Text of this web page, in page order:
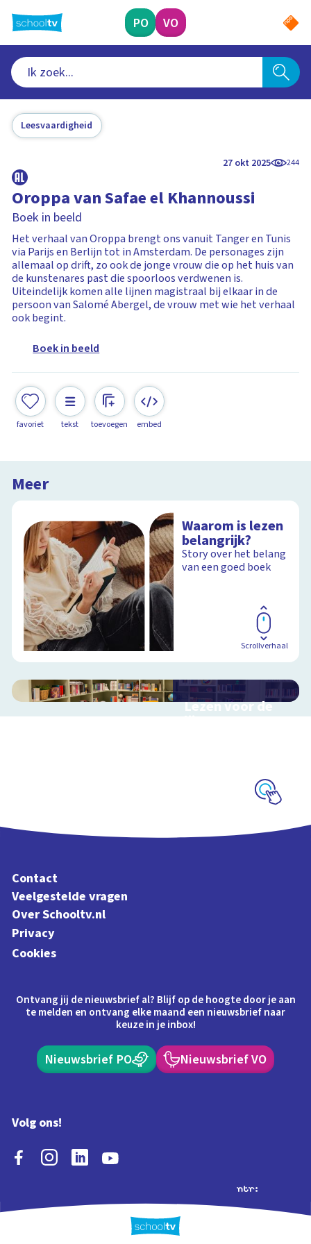
naar
hoofdinhoud
PO VO
Leesvaardigheid
27 okt 2025 244
Oroppa van Safae el Khannoussi
Boek in beeld
Het verhaal van Oroppa brengt ons vanuit Tanger en Tunis
via Parijs en Berlijn tot in Amsterdam. De personages zijn
allemaal op drift, zo ook de jonge vrouw die op het huis van
de kunstenares past die spoorloos verdwenen is.
Uiteindelijk komen alle lijnen magistraal bij elkaar in de
persoon van Salomé Abergel, de vrouw met wie het verhaal
ook begint.
Boek in beeld
favoriet tekst toevoegen embed
Meer
Waarom is lezen
belangrijk?
Story over het belang
van een goed boek
Scrollverhaal
Lezen voor de
lijst
Contact
Veelgestelde vragen
Over Schooltv.nl
Privacy
Cookies
Ontvang jij de nieuwsbrief al? Blijf op de hoogte door je aan
te melden en ontvang elke maand een nieuwsbrief naar
keuze in je inbox!
Nieuwsbrief PO Nieuwsbrief VO
Volg ons!